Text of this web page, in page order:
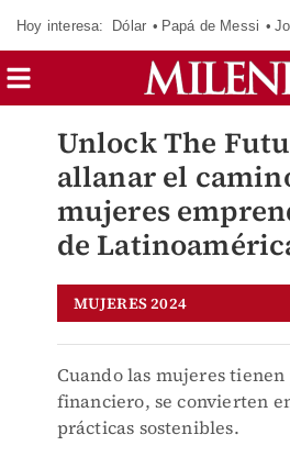
Hoy interesa: Dólar Papá de Messi
Unlock The
allanar el
mujeres
de
MUJERES 2024
Cuando las mujeres
financiero, se convierten
prácticas sostenibles.